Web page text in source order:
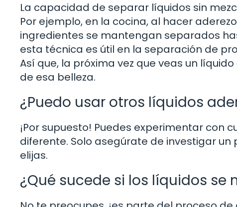
La capacidad de separar líquidos sin
Por ejemplo, en la cocina, al hacer
ingredientes se mantengan separados
esta técnica es útil en la separación de
Así que, la próxima vez que veas un
de esa belleza.
¿Puedo usar otros líquidos
¡Por supuesto! Puedes experimentar con
diferente. Solo asegúrate de investigar
elijas.
¿Qué sucede si los líquidos